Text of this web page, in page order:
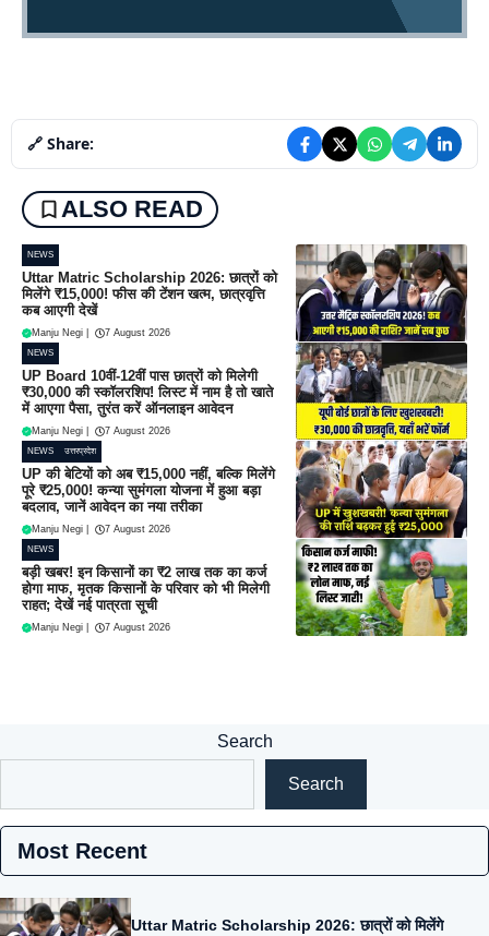
🔗 Share:
ALSO READ
NEWS
Uttar Matric Scholarship 2026: छात्रों को
मिलेंगे ₹15,000! फीस की टेंशन खत्म, छात्रवृत्ति
कब आएगी देखें
Manju Negi 7 August 2026
NEWS
UP Board 10वीं-12वीं पास छात्रों को मिलेगी
₹30,000 की स्कॉलरशिप! लिस्ट में नाम है तो खाते
में आएगा पैसा, तुरंत करें ऑनलाइन आवेदन
Manju Negi 7 August 2026
NEWS उत्तरप्रदेश
UP की बेटियों को अब ₹15,000 नहीं, बल्कि मिलेंगे
पूरे ₹25,000! कन्या सुमंगला योजना में हुआ बड़ा
बदलाव, जानें आवेदन का नया तरीका
Manju Negi 7 August 2026
NEWS
बड़ी खबर! इन किसानों का ₹2 लाख तक का कर्ज
होगा माफ, मृतक किसानों के परिवार को भी मिलेगी
राहत; देखें नई पात्रता सूची
Manju Negi 7 August 2026
Search
Search
Most Recent
Uttar Matric Scholarship 2026: छात्रों को मिलेंगे